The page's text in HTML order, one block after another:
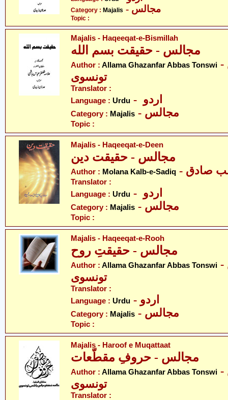
Category : Majalis - مجالس
Topic :
Majalis - Haqeeqat-e-Bismillah
Author : Allama Ghazanfar Abbas Tonswi - علامہ غضنفر عبّاس
تونسوی
Translator :
Language : Urdu
Category : Majalis - مجالس
Topic :
Majalis - Haqeeqat-e-Deen
Author : Molana Kalb-e-Sadiq کلب صادق
Translator :
Language : Urdu
Category : Majalis - مجالس
Topic :
Majalis - Haqeeqat-e-Rooh
مجالس - حقیقتِ روح
Author : Allama Ghazanfar Abbas Tonswi - علامہ غضنفر عبّاس
تونسوی
Translator :
Language : Urdu - اردو
Category : Majalis - مجالس
Topic :
Majalis - Haroof e Muqattaat
مجالس - حروفِ مقطّعات
Author : Allama Ghazanfar Abbas Tonswi - علامہ غضنفر عباس
تونسوی
Translator :